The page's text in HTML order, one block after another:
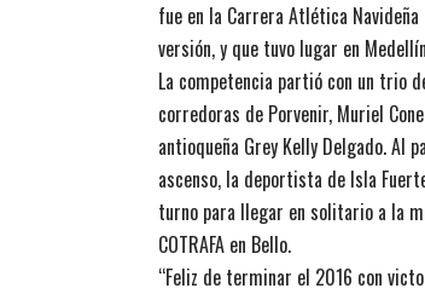
fue en la Carrera Atlética
versión, y que tuvo lugar en
La competencia partió con un trio
corredoras de Porvenir, Muriel
antioqueña Grey Kelly Delgado. Al
ascenso, la deportista de Isla
turno para llegar en solitario a la
COTRAFA en Bello.
“Feliz de terminar el 2016 con